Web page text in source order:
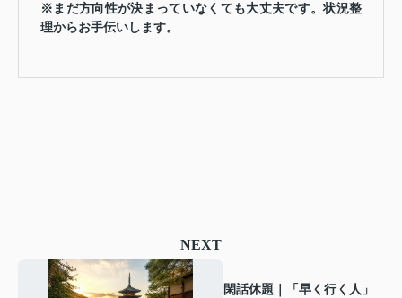
※まだ方向性が決まっていなくても大丈夫です。状況整
理からお手伝いします。
NEXT
閑話休題｜「早く行く人」